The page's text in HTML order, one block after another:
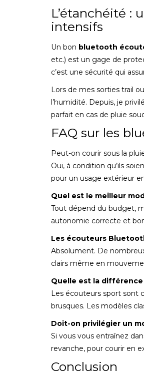
L’étanchéité :
intensifs
Un bon bluetooth
etc.) est un gage de
c’est une sécurité qui
Lors de mes sorties trail
l’humidité. Depuis, je
parfait en cas de pluie
FAQ sur les
Peut-on courir sous la
Oui, à condition qu’ils
pour un usage extérieur
Quel est le meilleur
Tout dépend du budget,
autonomie correcte et
Les écouteurs
Absolument. De
clairs même en
Quelle est la
Les écouteurs sport sont
brusques. Les modèles
Doit-on privilégier un
Si vous vous entraînez
revanche, pour courir en
Conclusion